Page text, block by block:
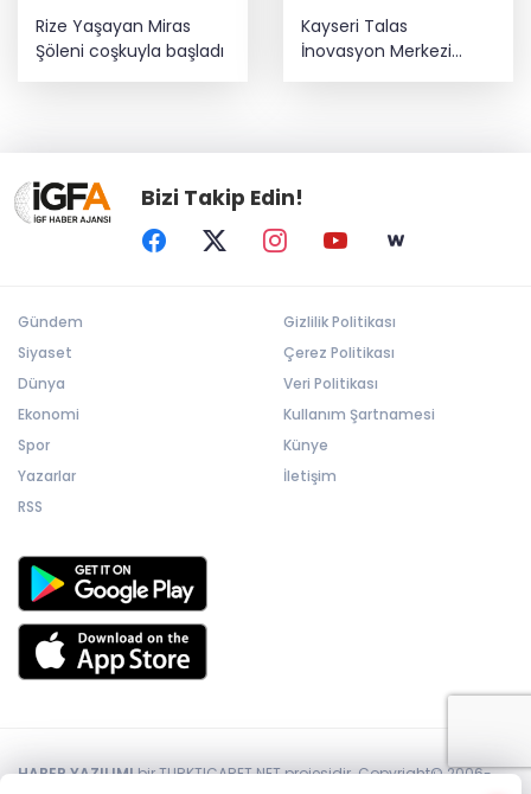
Rize Yaşayan Miras
Şöleni coşkuyla başladı
Kayseri Talas
İnovasyon Merkezi
finale kaldı
Bizi Takip Edin!
Gündem
Siyaset
Dünya
Ekonomi
Spor
Yazarlar
RSS
Gizlilik Politikası
Çerez Politikası
Veri Politikası
Kullanım Şartnamesi
Künye
İletişim
HABER YAZILIMIbir TURKTICARET.NET projesidir. Copyright© 2006-